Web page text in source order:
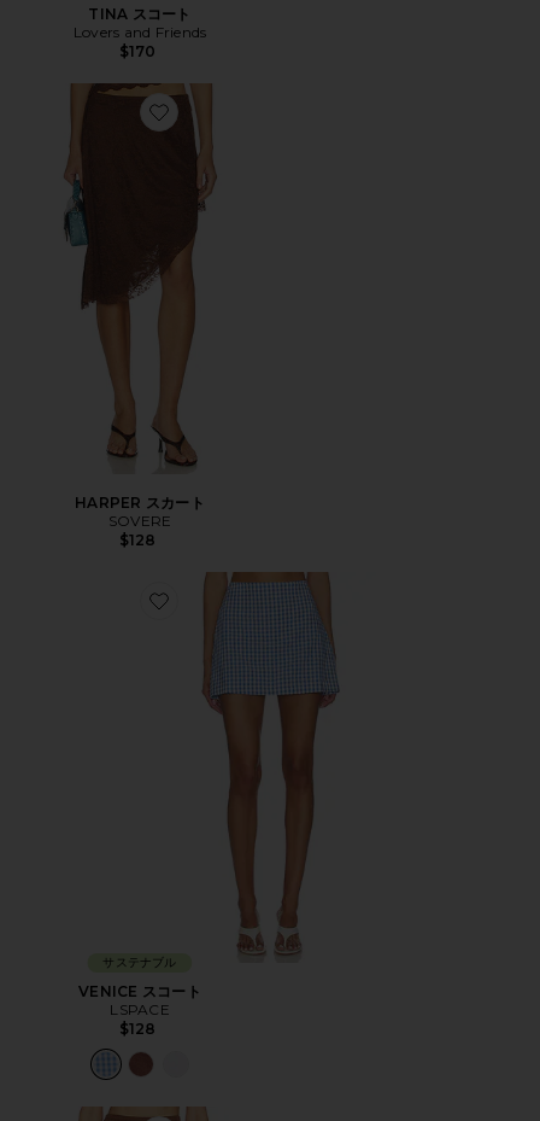
TINA スコート
Lovers and Friends
$170
Favorite HARPER スカート
HARPER スカート
SOVERE
$128
Favorite VENICE スコート
サステナブル
VENICE スコート
LSPACE
$128